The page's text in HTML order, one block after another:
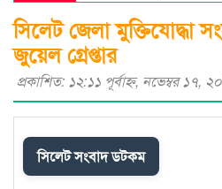
পায়না : এড. জুবায়ের
সিলেট জেলা মুক্তিযোদ্ধা
জুয়েল গ্রেপ্তার
প্রকাশিত: ১২:১১ পূর্বাহ্ণ, নভেম্বর ১৭,
সিলেট সংবাদ ডটকম